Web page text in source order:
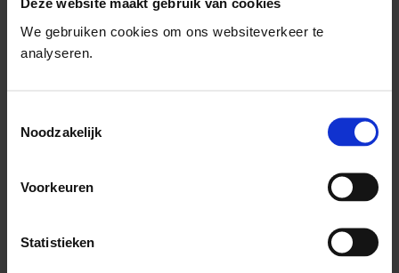
We gebruiken cookies om ons websiteverkeer te
analyseren.
Noodzakelijk
Voorkeuren
Statistieken